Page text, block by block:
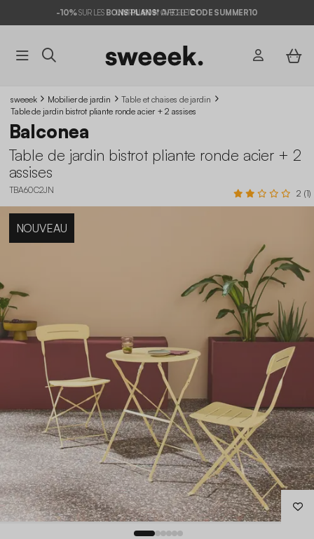
-10%SUR LES BONS PLANS*AVEC LECODE SUMMER10
LIVRAISON OFFERTE*
sweeek Mobilier de jardin
Table et chaises de jardin
Table de jardin bistrot pliante ronde acier + 2 assises
Balconea
Table de jardin bistrot pliante ronde acier + 2
assises
TBA60C2JN 2 (1)
NOUVEAU